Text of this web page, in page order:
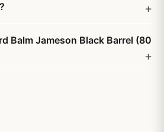
Balm Jameson Black Barrel (80